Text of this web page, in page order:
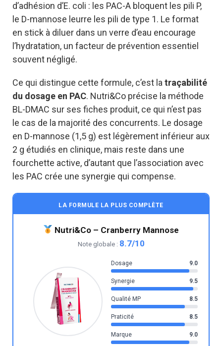
d’adhésion d’E. coli : les PAC-A bloquent les pili P,
le D-mannose leurre les pili de type 1. Le format
en stick à diluer dans un verre d’eau encourage
l’hydratation, un facteur de prévention essentiel
souvent négligé.
Ce qui distingue cette formule, c’est la traçabilité
du dosage en PAC. Nutri&Co précise la méthode
BL-DMAC sur ses fiches produit, ce qui n’est pas
le cas de la majorité des concurrents. Le dosage
en D-mannose (1,5 g) est légèrement inférieur aux
2 g étudiés en clinique, mais reste dans une
fourchette active, d’autant que l’association avec
les PAC crée une synergie qui compense.
LA FORMULE LA PLUS COMPLÈTE
Nutri&Co – Cranberry Mannose
Note globale : 8.7/10
Dosage 9.0
Synergie 9.5
Qualité MP 8.5
Praticité 8.5
Marque 9.0